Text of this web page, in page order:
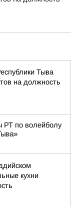
Тыва
на должность
РТ по волейболу
кухни